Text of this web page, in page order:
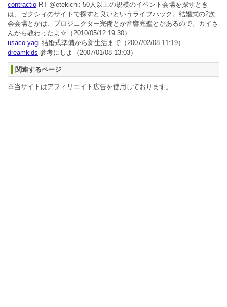
contractio RT @etekichi: 50人以上の規模のイベント会場を探すとき
は、ゼクシィのサイトで探すと良いというライフハック。結婚式の2次
会会場とかは、プロジェクター完備とか音響完璧とかあるので。カイさ
んから教わったよ☆ （2010/05/12 19:30）
usaco-yagi 結婚式準備から新生活まで （2007/02/08 11:19）
dreamkids 参考にしよ （2007/01/08 13:03）
関連するページ
※当サイトはアフィリエイト広告を使用しております。